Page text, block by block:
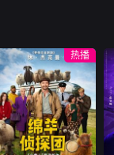
现代名城茂物，内
向腼腆的梭罗少女
莎拉，在这里转入
了一所酷炫的新学
校，就此开启了属
于她的青春新篇
章。
热播